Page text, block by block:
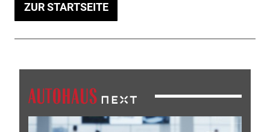
ZUR STARTSEITE